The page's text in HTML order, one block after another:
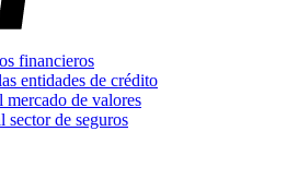
financieros
entidades de crédito
de valores
sector de seguros